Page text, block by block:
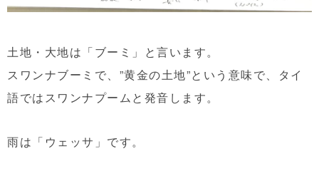
土地・大地は「ブーミ」と言います。
スワンナブーミで、”黄金の土地”という意味で、タイ
語ではスワンナプームと発音します。
雨は「ウェッサ」です。